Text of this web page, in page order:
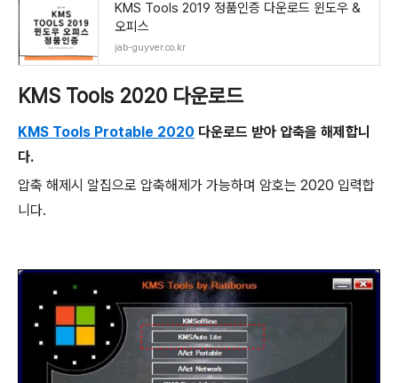
KMS Tools 2019 정품인증 다운로드 윈도우 &
오피스
jab-guyver.co.kr
KMS Tools 2020 다운로드
KMS Tools Protable 2020 다운로드 받아 압축을 해제합니
다.
압축 해제시 알집으로 압축해제가 가능하며 암호는 2020 입력합
니다.